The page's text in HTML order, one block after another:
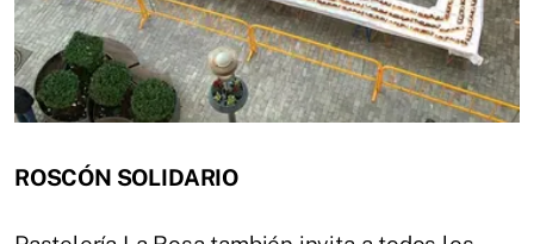
ROSCÓN SOLIDARIO